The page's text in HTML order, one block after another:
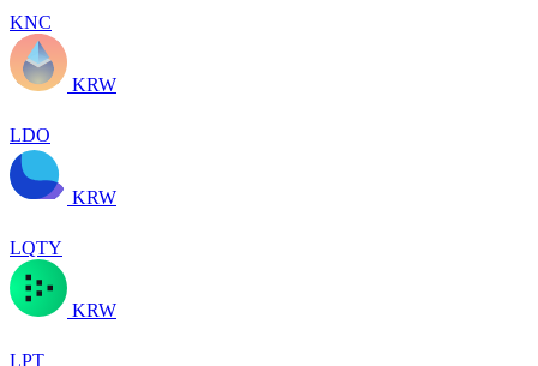
KNC
KRW
LDO
KRW
LQTY
KRW
LPT